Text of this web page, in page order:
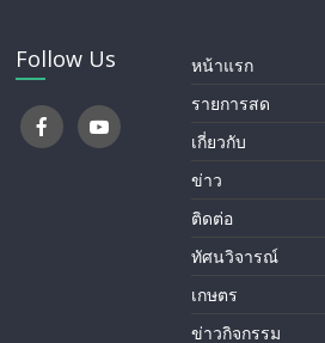
Follow Us
หน้าแรก
รายการสด
เกี่ยวกับ
ข่าว
ติดต่อ
ทัศนวิจารณ์
เกษตร
ข่าวกิจกรรม